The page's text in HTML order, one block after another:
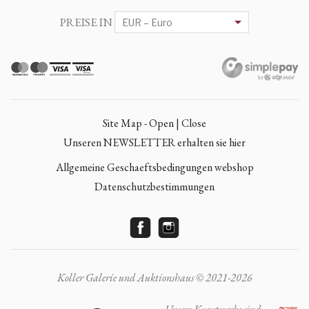
PREISE IN
Site Map - Open | Close
Unseren NEWSLETTER erhalten sie hier
Allgemeine Geschaeftsbedingungen webshop
Datenschutzbestimmungen
Koller Galerie und Auktionshaus © 2021-2026